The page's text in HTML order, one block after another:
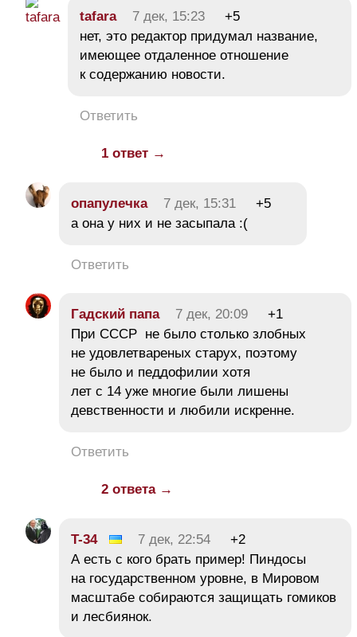
tafara 7 дек, 15:23
+5
нет, это редактор придумал название,
имеющее отдаленное отношение
к содержанию новости.
Ответить
1 ответ →
опапулечка 7 дек, 15:31
+5
а она у них и не засыпала :(
Ответить
Гадский папа 7 дек, 20:09
+1
При СССР не было столько злобных
не удовлетвареных старух, поэтому
не было и педдофилии хотя
лет с 14 уже многие были лишены
девственности и любили искренне.
Ответить
2 ответа →
T-34 7 дек, 22:54
+2
А есть с кого брать пример! Пиндосы
на государственном уровне, в Мировом
масштабе собираются защищать гомиков
и лесбиянок.